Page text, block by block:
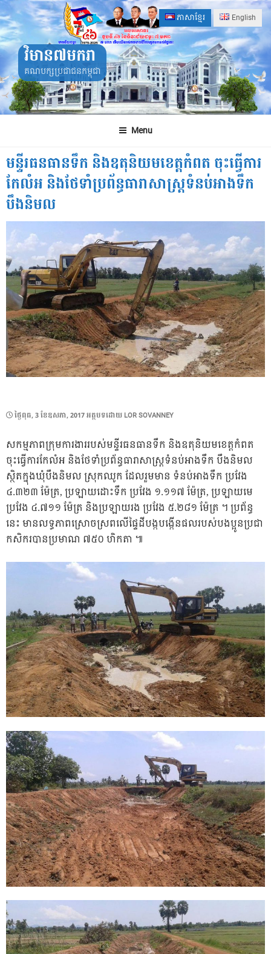
Skip
to
content
ភាសាខ្មែរ English
វិមាន៧មករា
គណបក្សប្រជាជនកម្ពុជា
Menu
មន្ទីរធនធានទឹក និងឧតុនិយមខេត្តកំពត ចុះធ្វើការ
កែលំអ និងថែទាំប្រព័ន្ធធារាសាស្ត្រទំនប់អាងទឹក
បឹងនិមល
POSTED
ថ្ងៃ​ពុធ, 3 ខែ​ឧសភា, 2017អត្ថបទដោយ LOR SOVANNEY
សកម្មភាពក្រុមការងាររបស់មន្ទីរធនធានទឹក និងឧតុនិយមខេត្តកំពត
ចុះធ្វើការកែលំអ និងថែទាំប្រព័ន្ធធារាសាស្ត្រទំនប់អាងទឹក បឹងនិមល
ស្ថិតក្នុងឃុំបឹងនិមល ស្រុកឈូក ដែលរួមមាន ទំនប់អាងទឹក ប្រវែង
៤.៣២៣ ម៉ែត្រ, ប្រឡាយដោះទឹក ប្រវែង ១.១១៧ ម៉ែត្រ, ប្រឡាយមេ
ប្រវែង ៤.៧១១ ម៉ែត្រ និងប្រឡាយរង ប្រវែង ៥.២៨១ ម៉ែត្រ ។ ប្រព័ន្ធ
នេះ មានលទ្ធភាពស្រោចស្រពលើផ្ទៃដីបង្កបង្កើនផលរបស់បងប្អូនប្រជា
កសិករបានប្រមាណ ៧៥០ ហិកតា ៕